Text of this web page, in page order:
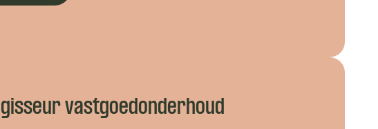
vastgoedonderhoud